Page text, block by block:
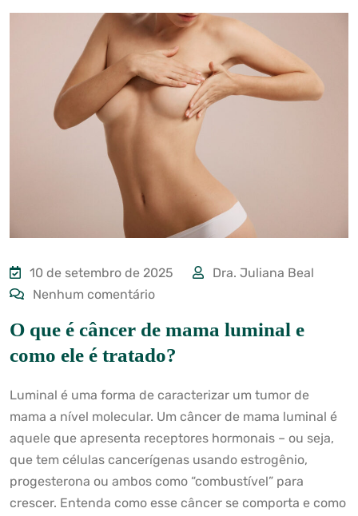
10 de setembro de 2025
Dra. Juliana Beal
Nenhum comentário
O que é câncer de mama luminal e
como ele é tratado?
Luminal é uma forma de caracterizar um tumor de
mama a nível molecular. Um câncer de mama luminal é
aquele que apresenta receptores hormonais – ou seja,
que tem células cancerígenas usando estrogênio,
progesterona ou ambos como “combustível” para
crescer. Entenda como esse câncer se comporta e como